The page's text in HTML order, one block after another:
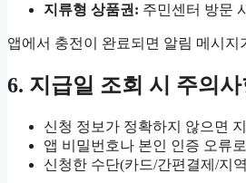
지류형 상품권: 주민센터 방문
앱에서 충전이 완료되면 알림 메시
6. 지급일 조회 시 주의
신청 정보가 정확하지 않으면
앱 비밀번호나 본인 인증 오류
신청한 수단(카드/간편결제/지